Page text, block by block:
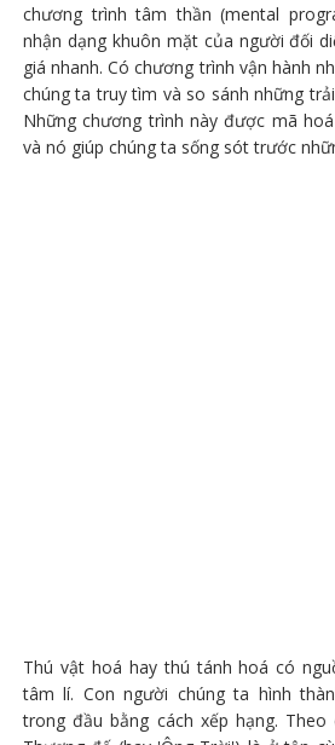
chương trình tâm thần (mental
nhận dạng khuôn mặt của người đối
giá nhanh. Có chương trình vận hành
chúng ta truy tìm và so sánh những
Những chương trình này được mã
và nó giúp chúng ta sống sót trước
Thú vật hoá hay thú tánh hoá có
tâm lí. Con người chúng ta hình
trong đầu bằng cách xếp hạng.